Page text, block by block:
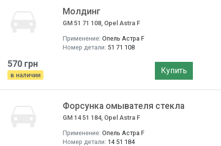
Молдинг
GM 51 71 108, Opel Astra F
Применение: Опель Астра F
Номер детали: 51 71 108
570 грн
в наличии Купить
Форсунка омывателя стекла
GM 14 51 184, Opel Astra F
Применение: Опель Астра F
Номер детали: 14 51 184